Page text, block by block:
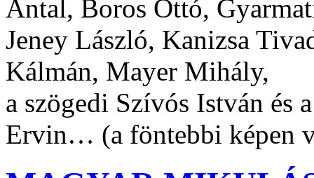
Antal, Boros Ottó,
Jeney László, Kanizsa
Kálmán, Mayer Mihály,
a szögedi Szívós István és
Ervin… (a föntebbi képen